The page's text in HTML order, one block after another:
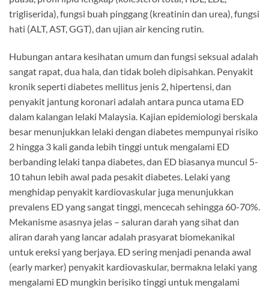
trigliserida), fungsi buah pinggang (kreatinin dan urea), fungsi
hati (ALT, AST, GGT), dan ujian air kencing rutin.
Hubungan antara kesihatan umum dan fungsi seksual adalah
sangat rapat, dua hala, dan tidak boleh dipisahkan. Penyakit
kronik seperti diabetes mellitus jenis 2, hipertensi, dan
penyakit jantung koronari adalah antara punca utama ED
dalam kalangan lelaki Malaysia. Kajian epidemiologi berskala
besar menunjukkan lelaki dengan diabetes mempunyai risiko
2 hingga 3 kali ganda lebih tinggi untuk mengalami ED
berbanding lelaki tanpa diabetes, dan ED biasanya muncul 5-
10 tahun lebih awal pada pesakit diabetes. Lelaki yang
menghidap penyakit kardiovaskular juga menunjukkan
prevalens ED yang sangat tinggi, mencecah sehingga 60-70%.
Mekanisme asasnya jelas – saluran darah yang sihat dan
aliran darah yang lancar adalah prasyarat biomekanikal
untuk ereksi yang berjaya. ED sering menjadi penanda awal
(early marker) penyakit kardiovaskular, bermakna lelaki yang
mengalami ED mungkin berisiko tinggi untuk mengalami